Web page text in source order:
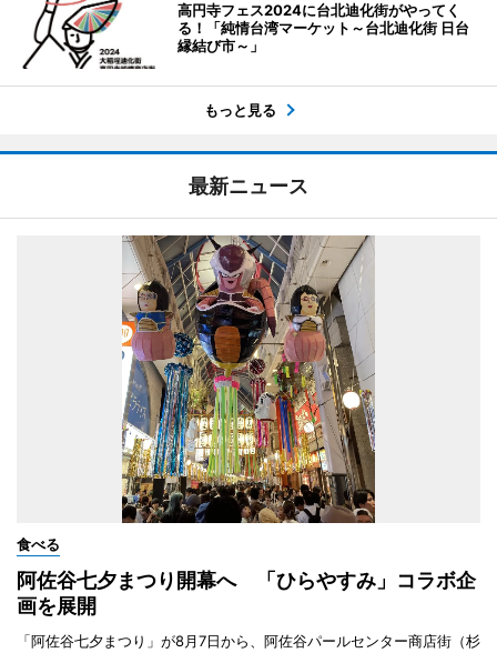
高円寺フェス2024に台北迪化街がやってく
る！「純情台湾マーケット～台北迪化街 日台
縁結び市～」
もっと見る
最新ニュース
食べる
阿佐谷七夕まつり開幕へ 「ひらやすみ」コラボ企
画を展開
「阿佐谷七夕まつり」が8月7日から、阿佐谷パールセンター商店街（杉